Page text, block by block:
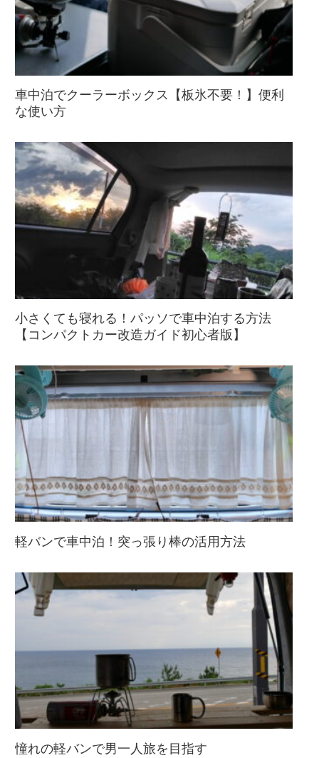
車中泊でクーラーボックス【板氷不要！】便利
な使い方
小さくても寝れる！パッソで車中泊する方法
【コンパクトカー改造ガイド初心者版】
軽バンで車中泊！突っ張り棒の活用方法
憧れの軽バンで男一人旅を目指す